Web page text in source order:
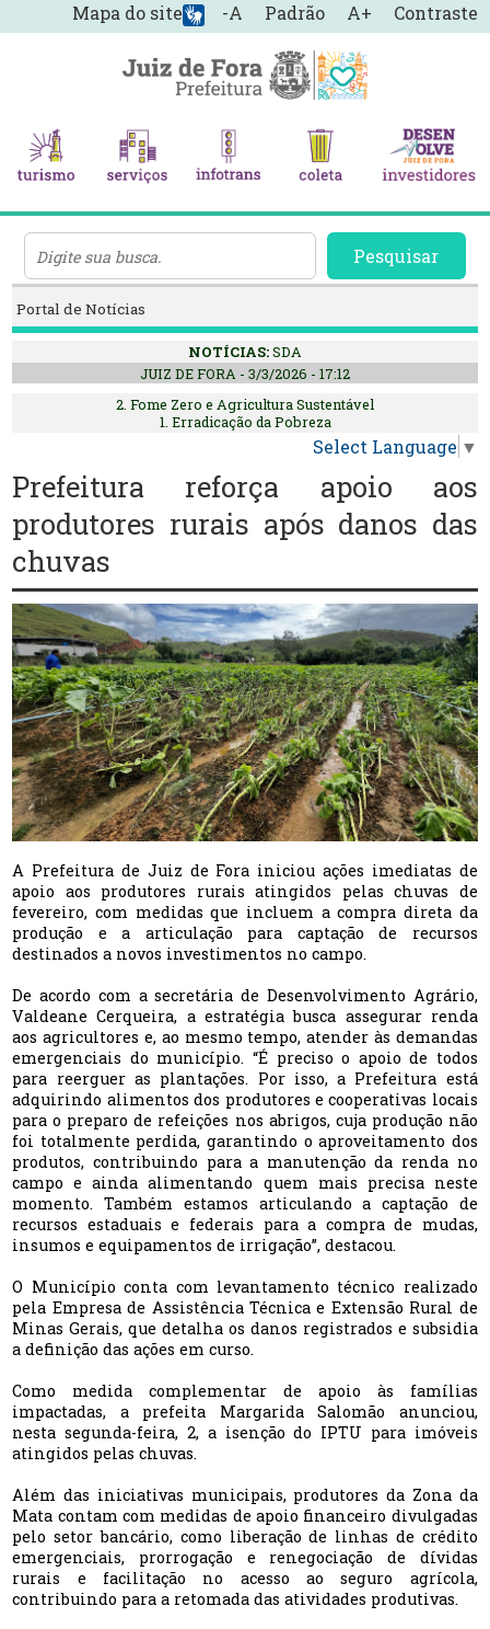
-A Padrão A+ Contraste
Mapa do site
Pesquisar
Portal de Notícias
NOTÍCIAS:SDA
JUIZ DE FORA - 3/3/2026 - 17:12
2. Fome Zero e Agricultura Sustentável
1. Erradicação da Pobreza
Select Language ▼
Prefeitura reforça apoio aos
produtores rurais após danos das
chuvas
A Prefeitura de Juiz de Fora iniciou ações imediatas de
apoio aos produtores rurais atingidos pelas chuvas de
fevereiro, com medidas que incluem a compra direta da
produção e a articulação para captação de recursos
destinados a novos investimentos no campo.
De acordo com a secretária de Desenvolvimento Agrário,
Valdeane Cerqueira, a estratégia busca assegurar renda
aos agricultores e, ao mesmo tempo, atender às demandas
emergenciais do município. “É preciso o apoio de todos
para reerguer as plantações. Por isso, a Prefeitura está
adquirindo alimentos dos produtores e cooperativas locais
para o preparo de refeições nos abrigos, cuja produção não
foi totalmente perdida, garantindo o aproveitamento dos
produtos, contribuindo para a manutenção da renda no
campo e ainda alimentando quem mais precisa neste
momento. Também estamos articulando a captação de
recursos estaduais e federais para a compra de mudas,
insumos e equipamentos de irrigação”, destacou.
O Município conta com levantamento técnico realizado
pela Empresa de Assistência Técnica e Extensão Rural de
Minas Gerais, que detalha os danos registrados e subsidia
a definição das ações em curso.
Como medida complementar de apoio às famílias
impactadas, a prefeita Margarida Salomão anunciou,
nesta segunda-feira, 2, a isenção do IPTU para imóveis
atingidos pelas chuvas.
Além das iniciativas municipais, produtores da Zona da
Mata contam com medidas de apoio financeiro divulgadas
pelo setor bancário, como liberação de linhas de crédito
emergenciais, prorrogação e renegociação de dívidas
rurais e facilitação no acesso ao seguro agrícola,
contribuindo para a retomada das atividades produtivas.